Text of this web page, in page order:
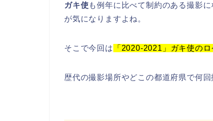
ガキ使も例年に比べて制約のある撮影
が気になりますよね。
そこで今回は 「2020-2021」 ガキ使の
歴代の撮影場所やどこの都道府県で何